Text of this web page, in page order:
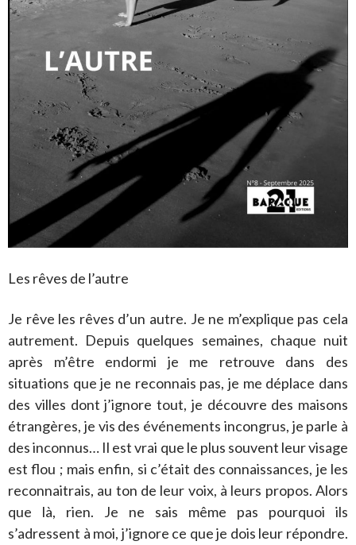
Les rêves de l’autre
Je rêve les rêves d’un autre. Je ne m’explique pas cela
autrement. Depuis quelques semaines, chaque nuit
après m’être endormi je me retrouve dans des
situations que je ne reconnais pas, je me déplace dans
des villes dont j’ignore tout, je découvre des maisons
étrangères, je vis des événements incongrus, je parle à
des inconnus… Il est vrai que le plus souvent leur visage
est flou ; mais enfin, si c’était des connaissances, je les
reconnaitrais, au ton de leur voix, à leurs propos. Alors
que là, rien. Je ne sais même pas pourquoi ils
s’adressent à moi, j’ignore ce que je dois leur répondre.